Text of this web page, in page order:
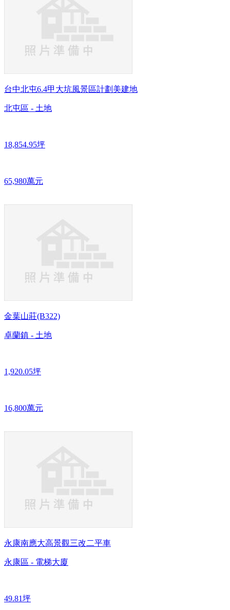
台中北屯6.4甲大坑風景區計劃美建地
北屯區 - 土地
18,854.95坪
65,980萬元
金葉山莊(B322)
卓蘭鎮 - 土地
1,920.05坪
16,800萬元
永康南應大高景觀三改二平車
永康區 - 電梯大廈
49.81坪